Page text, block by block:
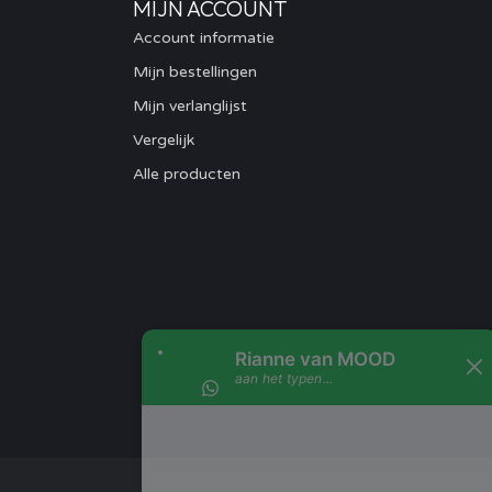
MIJN ACCOUNT
Account informatie
Mijn bestellingen
Mijn verlanglijst
Vergelijk
Alle producten